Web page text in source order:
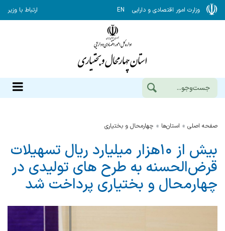
وزارت امور اقتصادی و دارایی EN ارتباط با وزیر
صفحه اصلی استان‌ها چهارمحال و بختياري
بیش از ۱۰هزار میلیارد ریال تسهیلات
قرض‌الحسنه به طرح های تولیدی در
چهارمحال و بختیاری پرداخت شد